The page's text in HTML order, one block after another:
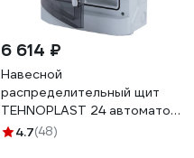
6 614 ₽
Навесной
распределительный щит
TEHNOPLAST 24 автоматов
IP65 - N24D 30532
4.7(48)